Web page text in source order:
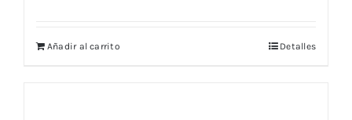
Añadir al carrito Detalles